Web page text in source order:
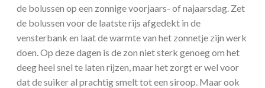
de bolussen op een zonnige voorjaars- of najaarsdag. Zet
de bolussen voor de laatste rijs afgedekt in de
vensterbank en laat de warmte van het zonnetje zijn werk
doen. Op deze dagen is de zon niet sterk genoeg om het
deeg heel snel te laten rijzen, maar het zorgt er wel voor
dat de suiker al prachtig smelt tot een siroop. Maar ook